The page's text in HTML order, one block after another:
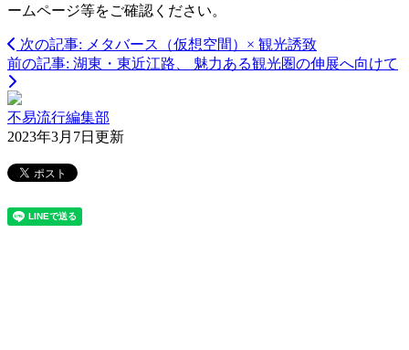
ームページ等をご確認ください。
次の記事: メタバース（仮想空間）× 観光誘致
前の記事: 湖東・東近江路、 魅力ある観光圏の伸展へ向けて
不易流行編集部
2023年3月7日更新